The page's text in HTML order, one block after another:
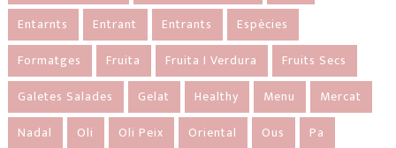
Entarnts
Entrant Entrants
Espècies
Formatges
Fruita Fruita I Verdura
Fruits Secs
Galetes Salades
Gelat Healthy Menu
Mercat
Nadal
Oli Oli Peix Oriental Ous
Pa